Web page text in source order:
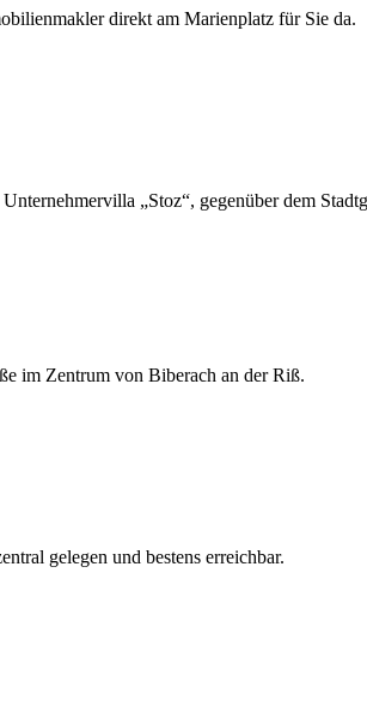
direkt am Marienplatz für Sie da.
„Stoz“, gegenüber dem
im Zentrum von Biberach an der Riß.
gelegen und bestens erreichbar.